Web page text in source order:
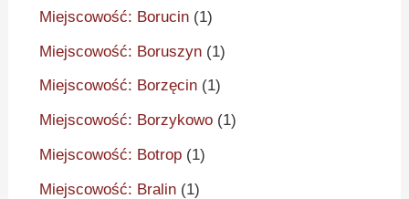
Miejscowość: Borucin (1)
Miejscowość: Boruszyn (1)
Miejscowość: Borzęcin (1)
Miejscowość: Borzykowo (1)
Miejscowość: Botrop (1)
Miejscowość: Bralin (1)